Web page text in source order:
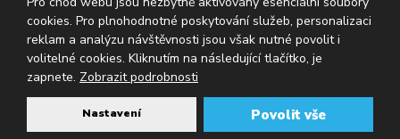
zásady ochrany osobních údajů a smluvní podmínky
společnosti Google.
Marketing a Human design pro kariéru a podnikání
cookies. Pro plnohodnotné poskytování služeb, personalizaci
reklam a analýzu návštěvnosti jsou však nutné povolit i
volitelné cookies. Kliknutím na následující tlačítko, je
zapnete. Zobrazit podrobnosti
Nastavení Povolit vše